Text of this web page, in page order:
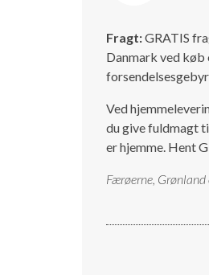
Fragt:GRATIS
Danmark ved køb
Ved
du give fuldmagt
er hjemme. Hent
Færøerne,